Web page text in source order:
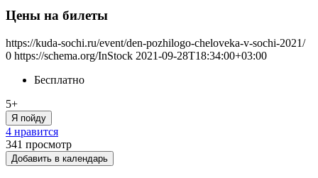
Цены на билеты
https://kuda-sochi.ru/event/den-pozhilogo-cheloveka-v-sochi-2021/
0 https://schema.org/InStock 2021-09-28T18:34:00+03:00
Бесплатно
5+
Я пойду
4 нравится
341 просмотр
Добавить в календарь